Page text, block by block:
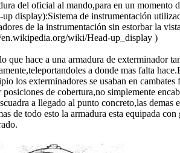
del oficial al mando,para en un momento
up display):Sistema de instrumentación
de la instrumentación sin estorbar la
wiki/Head-up_display )
que hace a una armadura de exterminador
a donde mas falta
los exterminadores se usaban en
posiciones de cobertura,no simplemente
a llegado al punto concreto,las demas
de todo esto la armadura esta equipada